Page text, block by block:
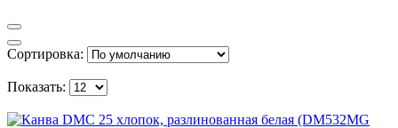
Сортировка:
Показать: